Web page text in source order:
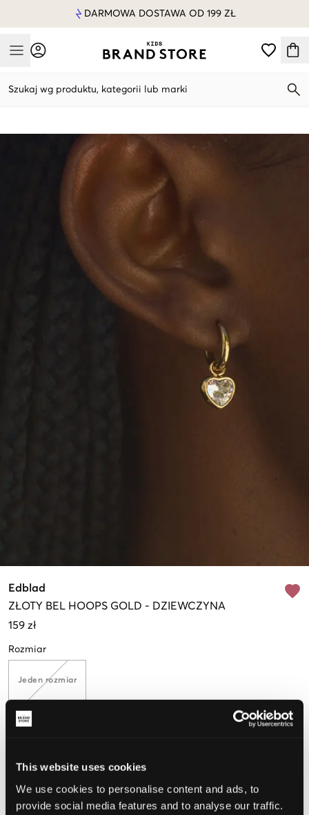
This website uses cookies
We use cookies to personalise content and ads, to
provide social media features and to analyse our traffic.
DARMOWA DOSTAWA OD 199 ZŁ
Mobile Menu
Szukaj wg produktu, kategorii lub marki
Edblad
ZŁOTY BEL HOOPS GOLD - DZIEWCZYNA
159 zł
Rozmiar
Jeden rozmiar
Mały Idealny